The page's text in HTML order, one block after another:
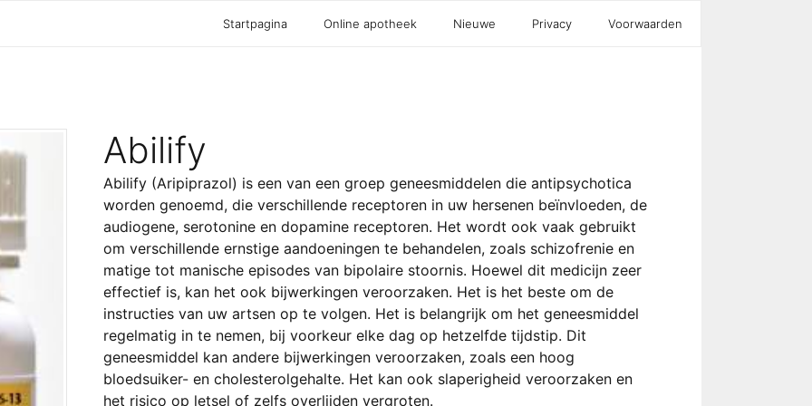
Startpagina Online apotheek Nieuwe Privacy Voorwaarden
Abilify
Abilify (Aripiprazol) is een van een groep geneesmiddelen die antipsychotica
worden genoemd, die verschillende receptoren in uw hersenen beïnvloeden, de
audiogene, serotonine en dopamine receptoren. Het wordt ook vaak gebruikt
om verschillende ernstige aandoeningen te behandelen, zoals schizofrenie en
matige tot manische episodes van bipolaire stoornis. Hoewel dit medicijn zeer
effectief is, kan het ook bijwerkingen veroorzaken. Het is het beste om de
instructies van uw artsen op te volgen. Het is belangrijk om het geneesmiddel
regelmatig in te nemen, bij voorkeur elke dag op hetzelfde tijdstip. Dit
geneesmiddel kan andere bijwerkingen veroorzaken, zoals een hoog
bloedsuiker- en cholesterolgehalte. Het kan ook slaperigheid veroorzaken en
het risico op letsel of zelfs overlijden vergroten.